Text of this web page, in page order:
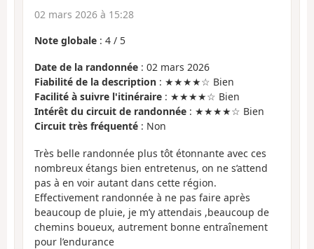
02 mars 2026 à 15:28
Note globale : 4 / 5
Date de la randonnée : 02 mars 2026
Fiabilité de la description : ★★★★☆ Bien
Facilité à suivre l'itinéraire : ★★★★☆ Bien
Intérêt du circuit de randonnée : ★★★★☆ Bien
Circuit très fréquenté : Non
Très belle randonnée plus tôt étonnante avec ces
nombreux étangs bien entretenus, on ne s’attend
pas à en voir autant dans cette région.
Effectivement randonnée à ne pas faire après
beaucoup de pluie, je m’y attendais ,beaucoup de
chemins boueux, autrement bonne entraînement
pour l’endurance